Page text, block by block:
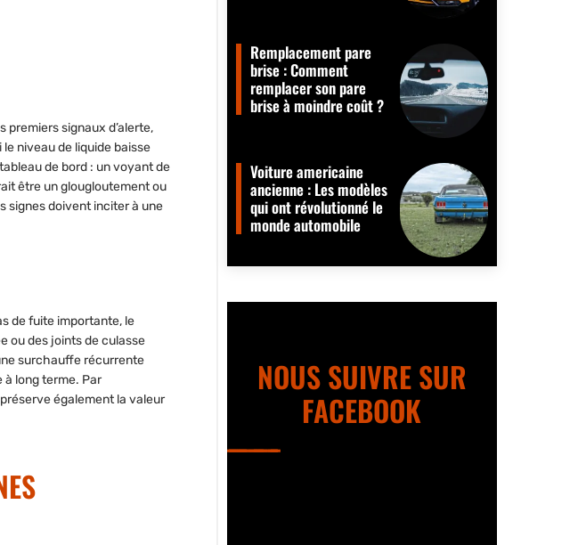
premiers signaux d’alerte,
niveau de liquide baisse
de bord : un voyant de
être un glougloutement ou
signes doivent inciter à une
de fuite importante, le
ou des joints de culasse
surchauffe récurrente
long terme. Par
également la valeur
Remplacement pare
brise : Comment
remplacer son pare
brise à moindre coût ?
Voiture americaine
ancienne : Les modèles
qui ont révolutionné le
monde automobile
NOUS SUIVRE SUR
FACEBOOK